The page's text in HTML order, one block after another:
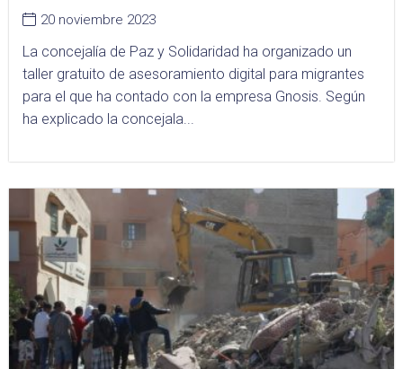
20 noviembre 2023
La concejalía de Paz y Solidaridad ha organizado un
taller gratuito de asesoramiento digital para migrantes
para el que ha contado con la empresa Gnosis. Según
ha explicado la concejala...